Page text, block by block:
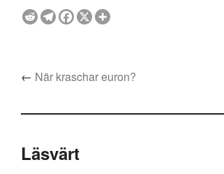
← När kraschar euron?
Läsvärt